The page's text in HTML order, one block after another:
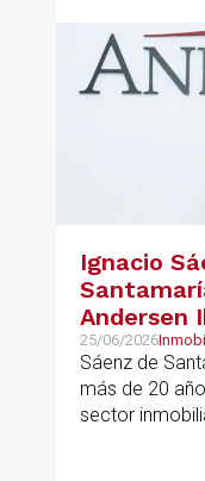
Ignacio
Andersen
director
25/06/2026
Sáenz de
más de 20
sector